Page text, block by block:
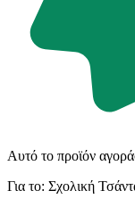
Αυτό το προϊόν
Για το: ​Σχολική